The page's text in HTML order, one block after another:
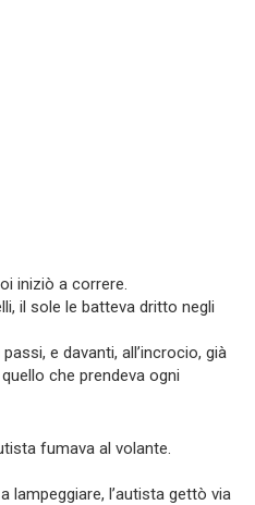
iniziò a correre.
il sole le batteva dritto negli
e davanti, all’incrocio, già
che prendeva ogni
fumava al volante.
lampeggiare, l’autista gettò via